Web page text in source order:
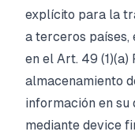
explícito para la
a terceros países,
en el Art. 49 (1)(a)
almacenamiento
información en su
mediante device